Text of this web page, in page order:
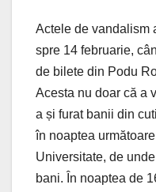
Actele de vandalism
spre 14 februarie,
de bilete din Podu
Acesta nu doar că a
a și furat banii din
în noaptea
Universitate, de
bani. În noaptea de